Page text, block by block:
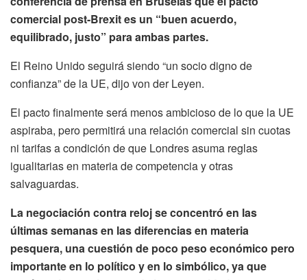
comercial post-Brexit es un “buen acuerdo,
equilibrado, justo” para ambas partes.
El Reino Unido seguirá siendo “un socio digno de
confianza” de la UE, dijo von der Leyen.
El pacto finalmente será menos ambicioso de lo que la UE
aspiraba, pero permitirá una relación comercial sin cuotas
ni tarifas a condición de que Londres asuma reglas
igualitarias en materia de competencia y otras
salvaguardas.
La negociación contra reloj se concentró en las
últimas semanas en las diferencias en materia
pesquera, una cuestión de poco peso económico pero
importante en lo político y en lo simbólico, ya que